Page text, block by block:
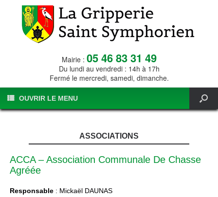
Mairie : 05 46 83 31 49
Du lundi au vendredi : 14h à 17h
Fermé le mercredi, samedi, dimanche.
OUVRIR LE MENU
ASSOCIATIONS
ACCA – Association Communale De Chasse
Agréée
Responsable : Mickaël DAUNAS